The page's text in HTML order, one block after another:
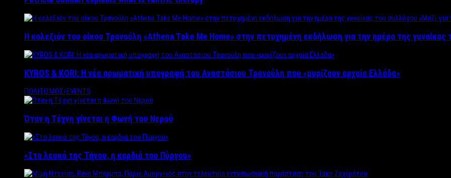
Η κολεξιόν του οίκου Τρανούλη «Athena Take Me Home» στην πετυχημένη εκδήλωση για την ημέρα της γυναίκας
KYROS & KORI: Η νέα αρωματική υπογραφή του Αναστάσιου Τρανούλη που «μυρίζουν αρχαία Ελλάδα»
ΠΟΛΙΤΙΣΜΟΣ/EVENTS
Όταν η Τέχνη γίνεται η Φωνή του Νερού
«Στο λευκό της Τήνου, η καρδιά του Πύργου»